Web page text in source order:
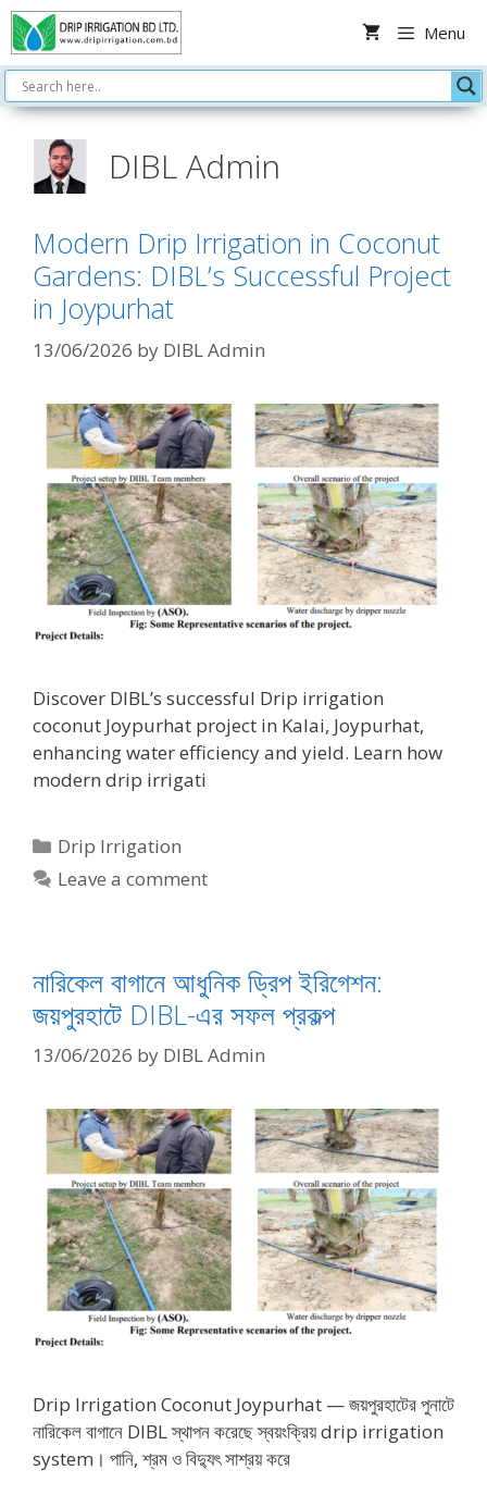
Skip
to
content
Menu
DIBL Admin
Modern Drip Irrigation in Coconut
Gardens: DIBL’s Successful Project
in Joypurhat
13/06/2026 by DIBL Admin
Discover DIBL’s successful Drip irrigation
coconut Joypurhat project in Kalai, Joypurhat,
enhancing water efficiency and yield. Learn how
modern drip irrigati
Categories
Drip Irrigation
Leave a comment
নারিকেল বাগানে আধুনিক ড্রিপ ইরিগেশন:
জয়পুরহাটে DIBL-এর সফল প্রকল্প
13/06/2026 by DIBL Admin
Drip Irrigation Coconut Joypurhat — জয়পুরহাটের পুনাটে
নারিকেল বাগানে DIBL স্থাপন করেছে স্বয়ংক্রিয় drip irrigation
system। পানি, শ্রম ও বিদ্যুৎ সাশ্রয় করে